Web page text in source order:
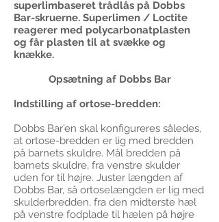
superlimbaseret trådlås på Dobbs
Bar-skruerne. Superlimen / Loctite
reagerer med polycarbonatplasten
og får plasten til at svække og
knække.
Opsætning af Dobbs Bar
Indstilling af ortose-bredden:
Dobbs Bar’en skal konfigureres således,
at ortose-bredden er lig med bredden
på barnets skuldre. Mål bredden på
barnets skuldre, fra venstre skulder
uden for til højre. Juster længden af ​​
Dobbs Bar, så ortoselængden er lig med
skulderbredden, fra den midterste hæl
på venstre fodplade til hælen på højre